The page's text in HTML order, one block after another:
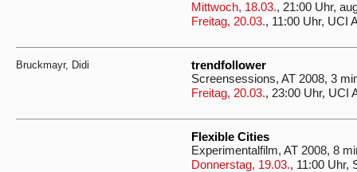
Mittwoch, 18.03., 21:00 Uhr,
Freitag, 20.03., 11:00 Uhr, UCI
Bruckmayr, Didi
trendfollower
Screensessions, AT 2008, 3
Freitag, 20.03., 23:00 Uhr, UCI
Flexible Cities
Experimentalfilm, AT 2008, 8
Donnerstag, 19.03., 11:00 Uhr,